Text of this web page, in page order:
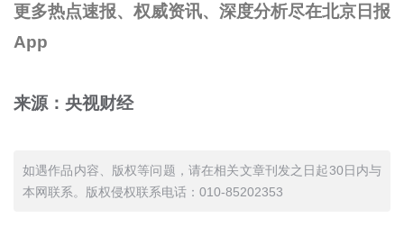
更多热点速报、权威资讯、深度分析尽在北京日报
App
来源：央视财经
如遇作品内容、版权等问题，请在相关文章刊发之日起30日内与
本网联系。版权侵权联系电话：010-85202353